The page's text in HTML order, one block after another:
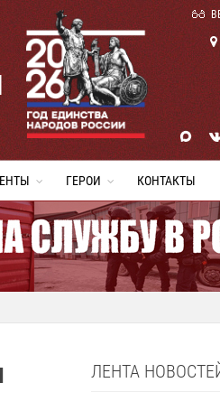
ГЕРОИ КОНТАКТЫ
ЛЕНТА